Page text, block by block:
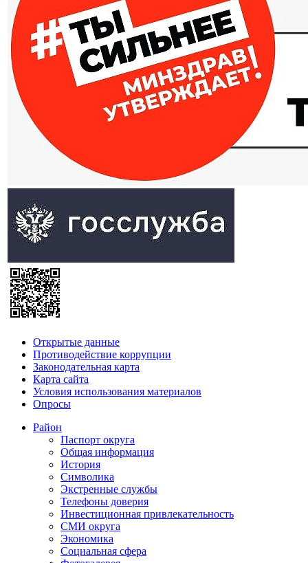
Открытые данные
Противодействие коррупции
Законодательная карта
Карта сайта
Условия использования материалов
Опросы
Район
Паспорт округа
Общая информация
История
Символика
Экстренные службы
Телефоны доверия
Инвестиционная привлекательность
СМИ округа
Экономика
Социальная сфера